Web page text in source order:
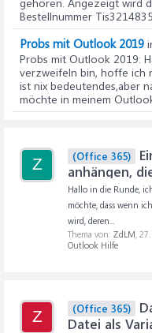
Bestellnummer
Probs mit Outlook 2019
Probs mit Outlook 2019:
verzweifeln bin, hoffe ich
ist nix bedeutendes,aber
möchte in meinem
Z (Office 365)
anhängen,
Hallo in die Runde,
möchte, dass wenn
wird, deren...
Thema von: ZdLM,
Outlook Hilfe
Z (Office 365)
Datei als